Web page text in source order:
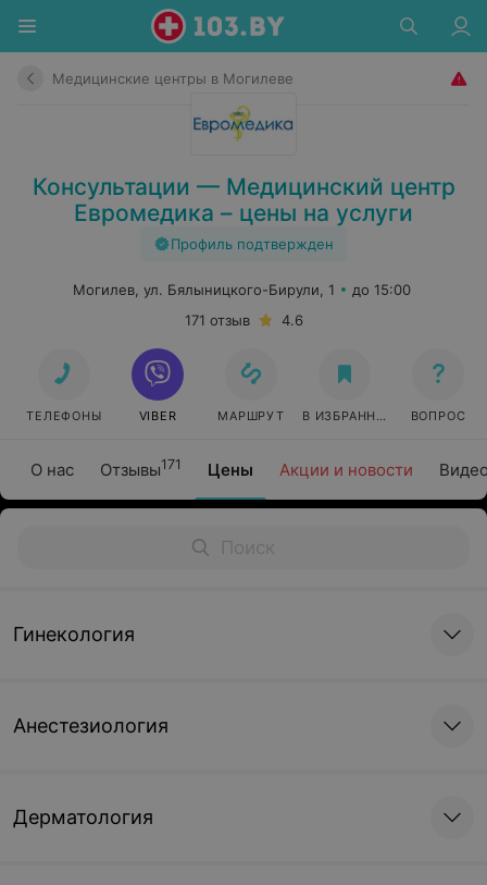
Медицинские центры в Могилеве
Консультации — Медицинский центр
Евромедика – цены на услуги
Профиль подтвержден
О нас Отзывы171 Цены Акции и новости
Могилев, ул. Бялыницкого-Бирули, 1
до 15:00
171 отзыв
4.6
ТЕЛЕФОНЫ VIBER МАРШРУТ В ИЗБРАННОЕ ВОПРОС
Гинекология
Анестезиология
Дерматология